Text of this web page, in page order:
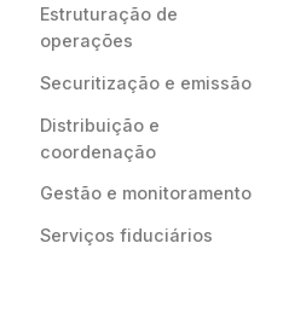
Estruturação de
operações
Securitização e emissão
Distribuição e
coordenação
Gestão e monitoramento
Serviços fiduciários